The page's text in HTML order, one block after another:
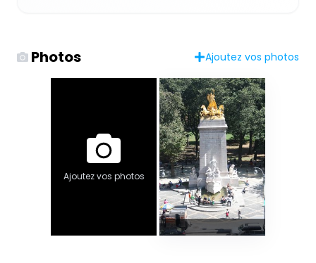
Photos Ajoutez vos photos
Ajoutez vos photos